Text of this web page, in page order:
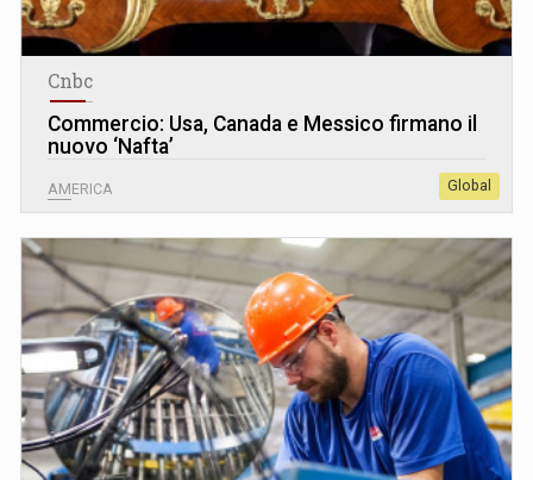
Cnbc
Commercio: Usa, Canada e Messico firmano il
nuovo ‘Nafta’
AMERICA Global